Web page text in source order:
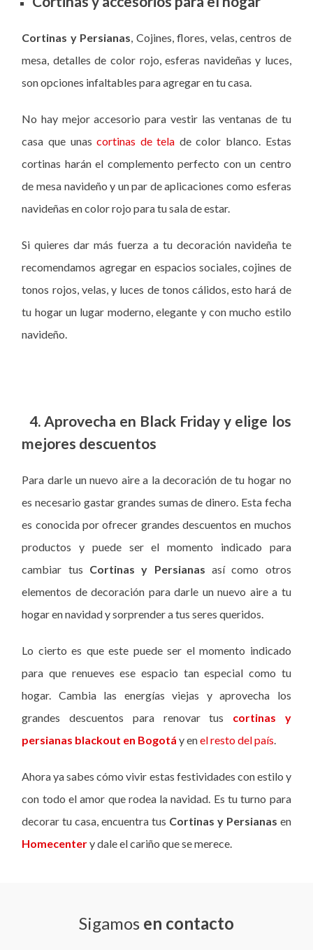
Cortinas y Persianas, Cojines, flores, velas, centros de
mesa, detalles de color rojo, esferas navideñas y luces,
son opciones infaltables para agregar en tu casa.
No hay mejor accesorio para vestir las ventanas de tu
casa que unascortinas de tela de color blanco. Estas
cortinas harán el complemento perfecto con un centro
de mesa navideño y un par de aplicaciones como esferas
navideñas en color rojo para tu sala de estar.
Si quieres dar más fuerza a tu decoración navideña te
recomendamos agregar en espacios sociales, cojines de
tonos rojos, velas, y luces de tonos cálidos, esto hará de
tu hogar un lugar moderno, elegante y con mucho estilo
navideño.
4. Aprovecha en Black Friday y elige los
mejores descuentos
Para darle un nuevo aire a la decoración de tu hogar no
es necesario gastar grandes sumas de dinero. Esta fecha
es conocida por ofrecer grandes descuentos en muchos
productos y puede ser el momento indicado para
cambiar tus Cortinas y Persianas así como otros
elementos de decoración para darle un nuevo aire a tu
hogar en navidad y sorprender a tus seres queridos.
Lo cierto es que este puede ser el momento indicado
para que renueves ese espacio tan especial como tu
hogar. Cambia las energías viejas y aprovecha los
grandes descuentos para renovar tus cortinas y
persianas blackout en Bogotá y enel resto del país.
Ahora ya sabes cómo vivir estas festividades con estilo y
con todo el amor que rodea la navidad. Es tu turno para
decorar tu casa, encuentra tus Cortinas y Persianas en
Homecentery dale el cariño que se merece.
Sigamos en contacto